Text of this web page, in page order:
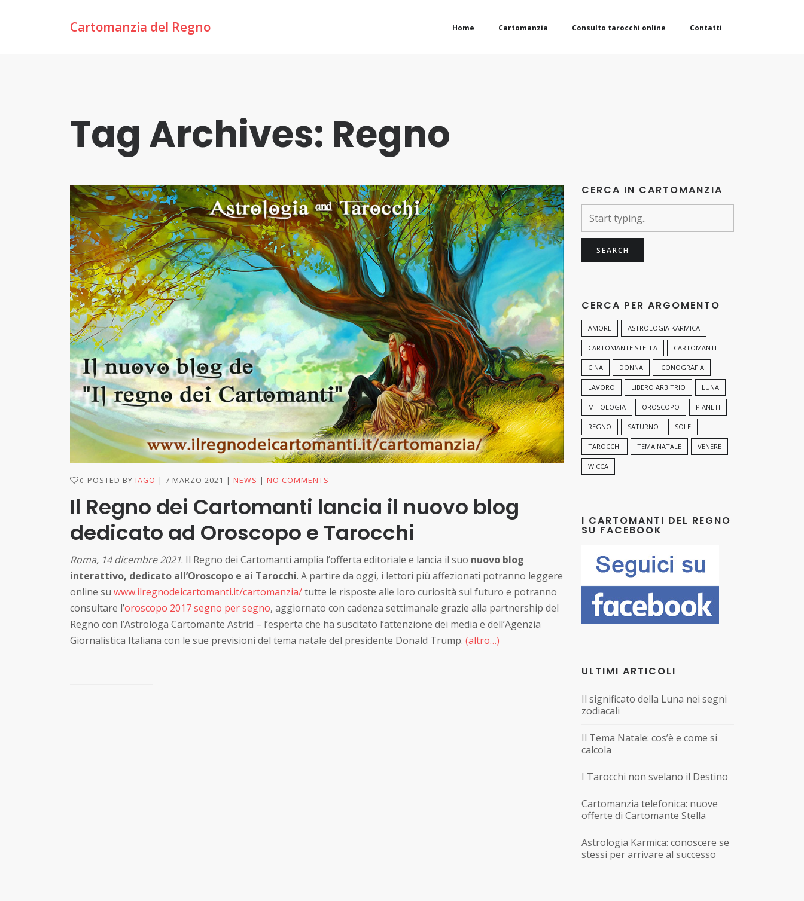
Cartomanzia del Regno Home Cartomanzia Consulto tarocchi online Contatti
Tag Archives: Regno
0 POSTED BY IAGO 7 MARZO 2021 NEWS NO COMMENTS
Il Regno dei Cartomanti lancia il nuovo blog
dedicato ad Oroscopo e Tarocchi
Roma, 14 dicembre 2021. Il Regno dei Cartomanti amplia l’offerta editoriale e lancia il suo nuovo blog
interattivo, dedicato all’Oroscopo e ai Tarocchi. A partire da oggi, i lettori più affezionati potranno leggere
online su www.ilregnodeicartomanti.it/cartomanzia/tutte le risposte alle loro curiosità sul futuro e potranno
consultare l’oroscopo 2017 segno per segno, aggiornato con cadenza settimanale grazie alla partnership del
Regno con l’Astrologa Cartomante Astrid – l’esperta che ha suscitato l’attenzione dei media e dell’Agenzia
Giornalistica Italiana con le sue previsioni del tema natale del presidente Donald Trump. (altro…)
CERCA IN CARTOMANZIA
CERCA PER ARGOMENTO
AMORE ASTROLOGIA KARMICA
CARTOMANTE STELLA CARTOMANTI
CINA DONNA ICONOGRAFIA
LAVORO LIBERO ARBITRIO LUNA
MITOLOGIA OROSCOPO PIANETI
REGNO SATURNO SOLE
TAROCCHI TEMA NATALE VENERE
WICCA
I CARTOMANTI DEL REGNO
SU FACEBOOK
ULTIMI ARTICOLI
Il significato della Luna nei segni
zodiacali
Il Tema Natale: cos’è e come si
calcola
I Tarocchi non svelano il Destino
Cartomanzia telefonica: nuove
offerte di Cartomante Stella
Astrologia Karmica: conoscere se
stessi per arrivare al successo